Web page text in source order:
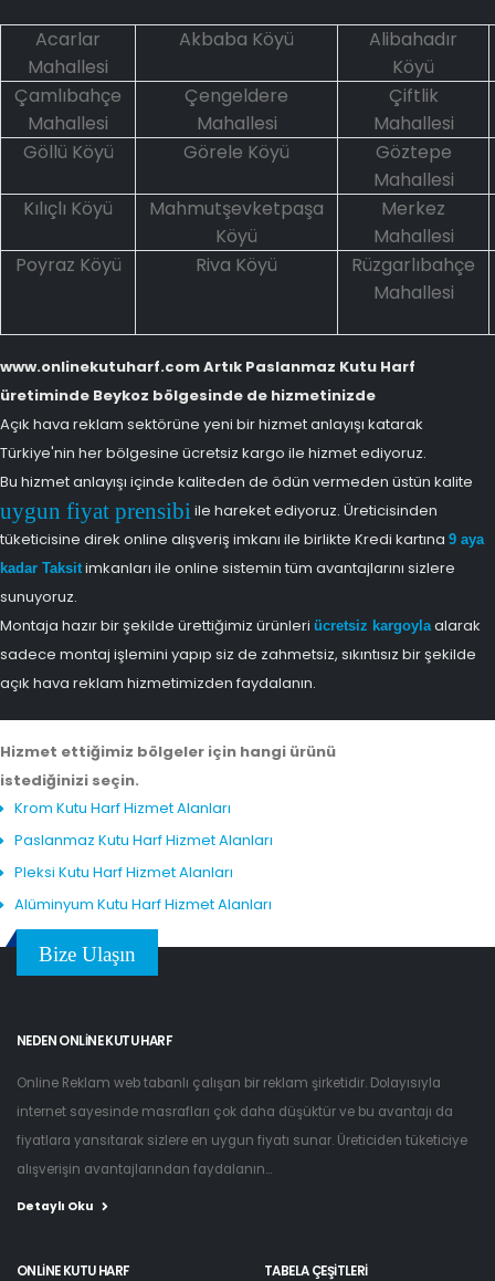
Acarlar
Mahallesi
Akbaba Köyü
Alibahadır
Köyü
Çamlıbahçe
Mahallesi
Çengeldere
Mahallesi
Çiftlik
Mahallesi
Göllü Köyü
Görele Köyü
Göztepe
Mahallesi
Kılıçlı Köyü
Mahmutşevketpaşa
Köyü
Merkez
Mahallesi
Poyraz Köyü
Riva Köyü
Rüzgarlıbahçe
Mahallesi
www.onlinekutuharf.com Artık Paslanmaz Kutu Harf
üretiminde Beykoz bölgesinde de hizmetinizde
Açık hava reklam sektörüne yeni bir hizmet anlayışı katarak
Türkiye'nin her bölgesine ücretsiz kargo ile hizmet ediyoruz.
Bu hizmet anlayışı içinde kaliteden de ödün vermeden üstün kalite
uygun fiyat prensibi ile hareket ediyoruz. Üreticisinden
tüketicisine direk online alışveriş imkanı ile birlikte Kredi kartına 9 aya
kadar Taksitimkanları ile online sistemin tüm avantajlarını sizlere
sunuyoruz.
Montaja hazır bir şekilde ürettiğimiz ürünleri ücretsiz kargoylaalarak
sadece montaj işlemini yapıp siz de zahmetsiz, sıkıntısız bir şekilde
açık hava reklam hizmetimizden faydalanın.
Hizmet ettiğimiz bölgeler için hangi ürünü
istediğinizi seçin.
Krom Kutu Harf Hizmet Alanları
Paslanmaz Kutu Harf Hizmet Alanları
Pleksi Kutu Harf Hizmet Alanları
Alüminyum Kutu Harf Hizmet Alanları
Bize Ulaşın
NEDEN ONLINE KUTU HARF
Online Reklam web tabanlı çalışan bir reklam şirketidir. Dolayısıyla
internet sayesinde masrafları çok daha düşüktür ve bu avantajı da
fiyatlara yansıtarak sizlere en uygun fiyatı sunar. Üreticiden tüketiciye
alışverişin avantajlarından faydalanın...
Detaylı Oku
ONLINE KUTU HARF TABELA ÇEŞITLERI